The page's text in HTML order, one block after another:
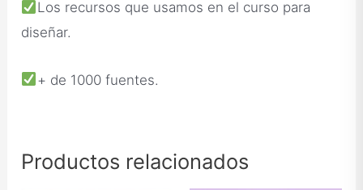
Los recursos que usamos en el curso para
diseñar.
+ de 1000 fuentes.
Productos relacionados